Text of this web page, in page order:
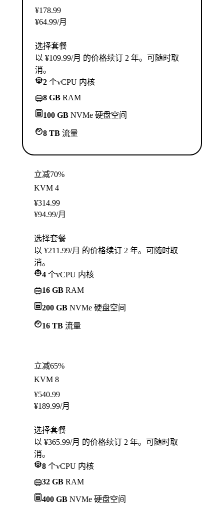
¥178.99
¥64.99/月
选择套餐
以 ¥109.99/月 的价格续订 2 年。可随时取
消。
2 个vCPU 内核
8 GB RAM
100 GB NVMe 硬盘空间
8 TB 流量
立减70%
KVM 4
¥314.99
¥94.99/月
选择套餐
以 ¥211.99/月 的价格续订 2 年。可随时取
消。
4 个vCPU 内核
16 GB RAM
200 GB NVMe 硬盘空间
16 TB 流量
立减65%
KVM 8
¥540.99
¥189.99/月
选择套餐
以 ¥365.99/月 的价格续订 2 年。可随时取
消。
8 个vCPU 内核
32 GB RAM
400 GB NVMe 硬盘空间